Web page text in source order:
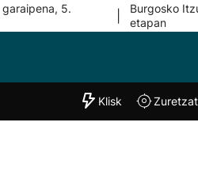
garaipena, 5.
Burgosko
etapan
"Helmuga"
Klisk Zuretzat